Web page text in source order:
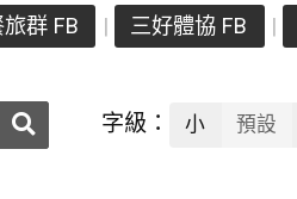
旅群 FB 三好體協 FB
送出 字級： 小 預設